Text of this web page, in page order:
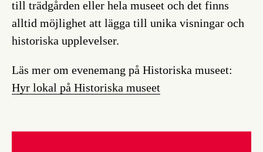
till trädgården eller hela museet och det finns
alltid möjlighet att lägga till unika visningar och
historiska upplevelser.
Läs mer om evenemang på Historiska museet:
Hyr lokal på Historiska museet